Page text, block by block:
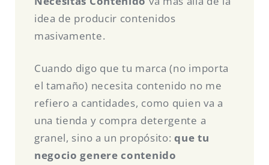
idea de producir contenidos
masivamente.
Cuando digo que tu marca (no importa
el tamaño) necesita contenido no me
refiero a cantidades, como quien va a
una tienda y compra detergente a
granel, sino a un propósito:que tu
negocio genere contenido